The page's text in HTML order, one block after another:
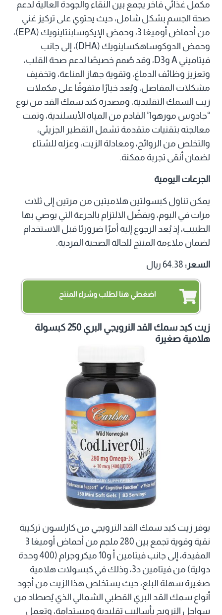
مكمل غذائي فاخر يجمع بين النقاء والجودة العالية لدعم
صحة الجسم بشكل شامل، حيث يحتوي على تركيز غني
من أحماض أوميغا 3، وحمض الإيكوسابنتاينويك (EPA)،
وحمض الدوكوساهكساينويك (DHA)، إلى جانب
فيتاميني A وD3، وقد صُمم خصيصًا لدعم صحة القلب،
وتعزيز وظائف الدماغ، وتقوية جهاز المناعة، وتخفيف
مشكلات المفاصل، ويُعد خيارًا متفوقًا على مكملات
زيت السمك التقليدية، ومصدره كبد سمك القد من نوع
“جادوس مورهوا” القادم من المياه الأيسلندية، وتمت
معالجته بتقنيات متقدمة تشمل التقطير الجزيئي،
والتخلص من الروائح، ومعادلة الزيت، وعزله للشتاء
لضمان أنقى تجربة ممكنة.
الجرعات اليومية
يمكن تناول كبسولتين هلاميتين من مرتين إلى ثلاث
مرات في اليوم، ويفضّل الالتزام بالجرعة التي يوصي بها
الطبيب، إذ يُعد الرجوع إليه أمرًا ضروريًا قبل الاستخدام
لضمان ملاءمة المنتج للحالة الصحية الفردية.
السعر:
اضغطي هنا لطلب وشراء المنتج
زيت كبد سمك القد النرويجي البري 250 كبسولة
هلامية صغيرة
يوفر زيت كبد سمك القد النرويجي من كارلسون تركيبة
نقية وقوية تجمع بين 280 ملجم من أحماض أوميغا 3
المفيدة، إلى جانب فيتامين أ و10 ميكروجرام (400 وحدة
دولية) من فيتامين د3، وذلك في كبسولات هلامية
صغيرة سهلة البلع، حيث يستخلص هذا الزيت من أجود
أنواع سمك القد البري القطبي الشمالي الذي يُصطاد من
سواحل النرويج بأساليب تقليدية ومستدامة، وتعمل